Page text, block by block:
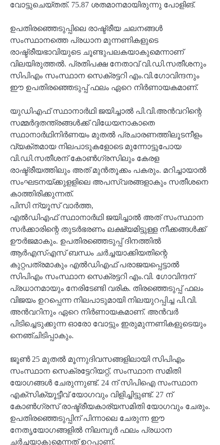
വോട്ടുചെയ്തത്. 75.87 ശതമാനമായിരുന്നു പോളിങ്.
ഉപതിരഞ്ഞെടുപ്പിലെ രാഷ്ട്രീയ ചലനങ്ങൾ
സംസ്ഥാനത്തെ പ്രധാന മുന്നണികളുടെ
രാഷ്ട്രീയഭാവിയുടെ ചൂണ്ടുപലകയാകുമെന്നാണ്
വിലയിരുത്തൽ. പ്രതിപക്ഷ നേതാവ് വി.ഡി.സതീശനും
സിപിഎം സംസ്ഥാന സെക്രട്ടറി എം.വി.ഗോവിന്ദനും
ഈ ഉപതിരഞ്ഞെടുപ്പ് ഫലം ഏറെ നിർണായകമാണ്.
യുഡിഎഫ് സ്ഥാനാർഥി ജയിച്ചാൽ പി.വി.അൻവറിന്റെ
സമ്മർദ്ദതന്ത്രങ്ങൾക്ക് വിധേയനാകാതെ
സ്ഥാനാർഥിനിർണയം മുതൽ പ്രചാരണത്തിലൂടനീളം
വ്യക്തമായ നിലപാടുകളോടെ മുന്നോട്ടുപോയ
വി.ഡി.സതീശന് കോൺഗ്രസിലും കേരള
രാഷ്ട്രീയത്തിലും അത് മുൻതൂക്കം പകരും. മറിച്ചായാൽ
സംഘടനയ്ക്കുളളിലെ അപസ്വരങ്ങളാകും സതീശനെ
കാത്തിരിക്കുന്നത്.
പിസി ന്യൂസ്‌ വാർത്ത,
എൽഡിഎഫ് സ്ഥാനാർഥി ജയിച്ചാൽ അത് സംസ്ഥാന
സർക്കാരിന്റെ തുടർഭരണം ലക്ഷ്യമിട്ടുള്ള നീക്കങ്ങൾക്ക്
ഊർജമാകും. ഉപതിരഞ്ഞെടുപ്പ് ദിനത്തിൽ
ആർഎസ്എസ് ബന്ധം ചർച്ചയാക്കിയതിന്റെ
കുറ്റപത്രമാകും എൽഡിഎഫ് പരാജയപ്പെട്ടാൽ
സിപിഎം സംസ്ഥാന സെക്രട്ടറി എം.വി. ഗോവിന്ദന്
പ്രധാനമായും നേരിടേണ്ടി വരിക. തിരഞ്ഞെടുപ്പ് ഫലം
വിജയം ഉറപ്പെന്ന നിലപാടുമായി നിലയുറപ്പിച്ച പി.വി.
അൻവറിനും ഏറെ നിർണായകമാണ്. അൻവർ
പിടിച്ചെടുക്കുന്ന ഓരോ വോട്ടും ഇരുമുന്നണികളുടെയും
നെഞ്ചിടിപ്പാകും.
ജൂൺ 25 മുതൽ മൂന്നുദിവസങ്ങളിലായി സിപിഎം
സംസ്ഥാന സെക്രട്ടേറിയറ്റ്, സംസ്ഥാന സമിതി
യോഗങ്ങൾ ചേരുന്നുണ്ട്. 24 ന് സിപിഐ സംസ്ഥാന
എക്സിക്യൂട്ടീവ് യോഗവും വിളിച്ചിട്ടുണ്ട്. 27 ന്
കോൺഗ്രസ് രാഷ്ട്രീയകാര്യസമിതി യോഗവും ചേരും.
ഉപതിരഞ്ഞെടുപ്പിന് പിന്നാലെ ചേരുന്ന ഈ
നേതൃയോഗങ്ങളിൽ നിലമ്പൂർ ഫലം പ്രധാന
ചർച്ചയാകുമെന്നത് ഉറപ്പാണ്.